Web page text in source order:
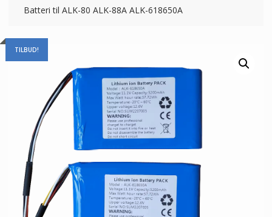
Batteri til ALK-80 ALK-88A ALK-618650A
TILBUD!